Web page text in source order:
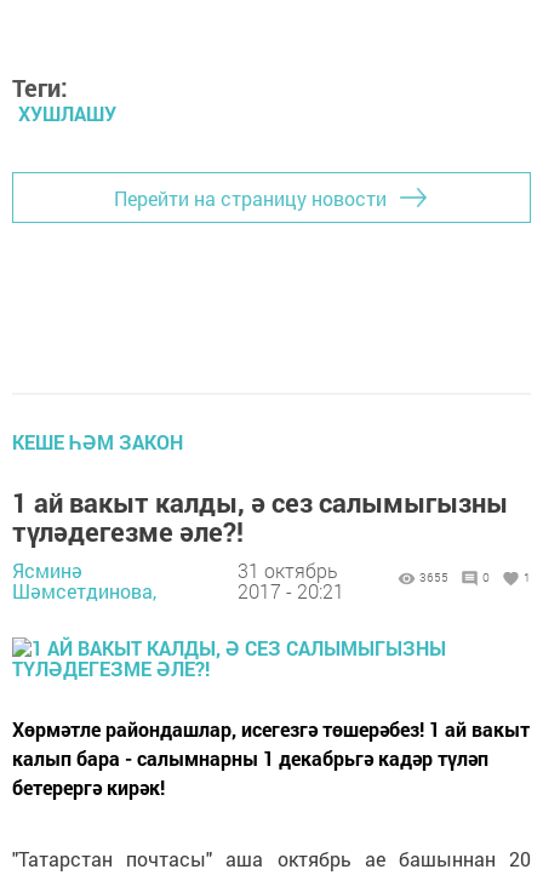
Теги:
ХУШЛАШУ
Перейти на страницу новости
КЕШЕ ҺӘМ ЗАКОН
1 ай вакыт калды, ә сез салымыгызны
түләдегезме әле?!
Ясминә
Шәмсетдинова,
31 октябрь
2017 - 20:21
3655 0 1
Хөрмәтле райондашлар, исегезгә төшерәбез! 1 ай вакыт
калып бара - салымнарны 1 декабрьгә кадәр түләп
бетерергә кирәк!
"Татарстан почтасы" аша октябрь ае башыннан 20